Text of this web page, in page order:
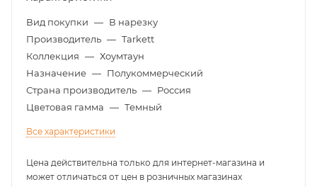
Вид покупки — В нарезку
Производитель — Tarkett
Коллекция — Хоумтаун
Назначение — Полукоммерческий
Страна производитель — Россия
Цветовая гамма — Темный
Все характеристики
Цена действительна только для интернет-магазина и
может отличаться от цен в розничных магазинах